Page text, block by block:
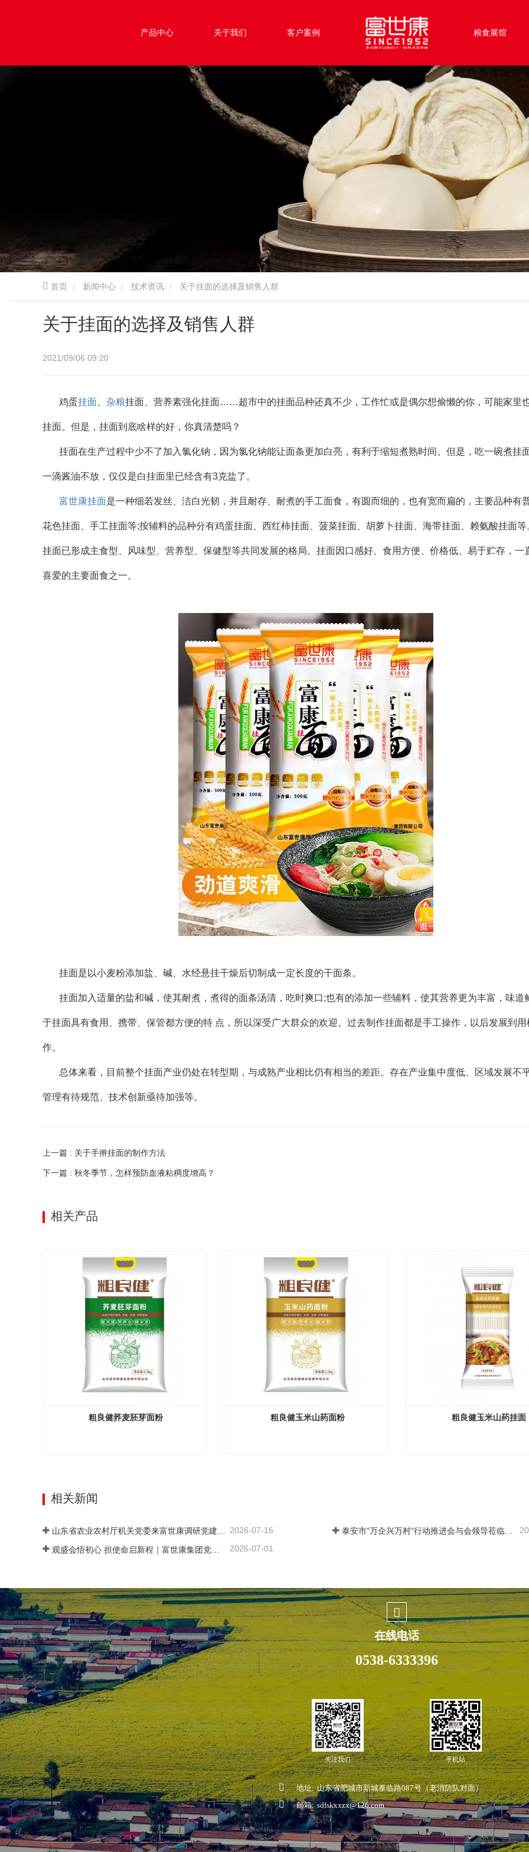
产品中心 关于我们 客户案例 粮食展馆
首页 新闻中心 技术资讯 关于挂面的选择及销售人群
关于挂面的选择及销售人群
2021/09/06 09:20
鸡蛋挂面 杂粮挂面、营养素强化挂面……超市中的挂面品种还真不少，工作忙或是偶尔想偷懒的你，可能家里
挂面。但是，挂面到底啥样的好，你真清楚吗？
挂面在生产过程中少不了加入氯化钠，因为氯化钠能让面条更加白亮，有利于缩短煮熟时间。但是，吃一碗煮挂
一滴酱油不放，仅仅是白挂面里已经含有3克盐了。
富世康挂面是一种细若发丝、洁白光韧，并且耐存、耐煮的手工面食，有圆而细的，也有宽而扁的，主要品种有
花色挂面、手工挂面等;按辅料的品种分有鸡蛋挂面、西红柿挂面、菠菜挂面、胡萝卜挂面、海带挂面、赖氨酸挂面
挂面已形成主食型、风味型、营养型、保健型等共同发展的格局。挂面因口感好、食用方便、价格低、易于贮存，一
喜爱的主要面食之一。
挂面是以小麦粉添加盐、碱、水经悬挂干燥后切制成一定长度的干面条。
挂面加入适量的盐和碱，使其耐煮，煮得的面条汤清，吃时爽口;也有的添加一些辅料，使其营养更为丰富，味道
于挂面具有食用、携带、保管都方便的特 点，所以深受广大群众的欢迎。过去制作挂面都是手工操作，以后发展到用
作。
总体来看，目前整个挂面产业仍处在转型期，与成熟产业相比仍有相当的差距。存在产业集中度低、区域发展不
管理有待规范、技术创新亟待加强等。
上一篇 : 关于手擀挂面的制作方法
下一篇 : 秋冬季节，怎样预防血液粘稠度增高？
相关产品
粗良健荞麦胚芽面粉 粗良健玉米山药面粉 粗良健玉米山药挂面
相关新闻
山东省农业农村厅机关党委来富世康调研党建工作 2026-07-16 泰安市“万企兴万村”行动推进会与会领导莅临富世康观摩指导
2026-07-01
在线电话
0538-6333396
关注我们 手机站
地址: 山东省肥城市新城泰临路087号（老消防队对面）
邮箱: sdfskxxzx@126.com